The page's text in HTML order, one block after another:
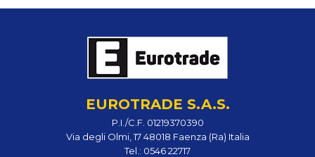
EUROTRADE S.A.S.
P.I./C.F. 01219370390
Via degli Olmi, 17 48018 Faenza (Ra) Italia
Tel.: 0546 22717